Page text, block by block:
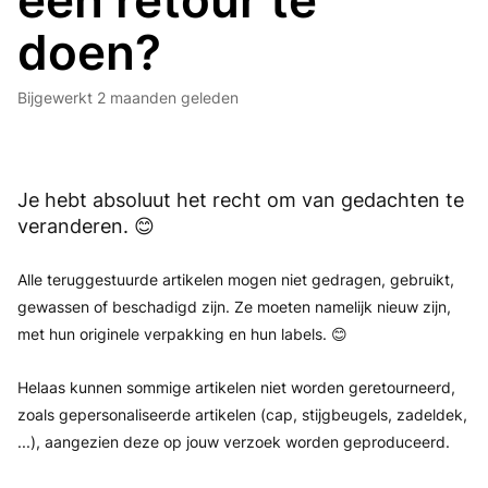
doen?
Bijgewerkt 2 maanden geleden
Je hebt absoluut het recht om van gedachten te
veranderen. 😊
Alle teruggestuurde artikelen mogen niet gedragen, gebruikt,
gewassen of beschadigd zijn. Ze moeten namelijk nieuw zijn,
met hun originele verpakking en hun labels. 😊
Helaas kunnen sommige artikelen niet worden geretourneerd,
zoals gepersonaliseerde artikelen (cap, stijgbeugels, zadeldek,
...), aangezien deze op jouw verzoek worden geproduceerd.